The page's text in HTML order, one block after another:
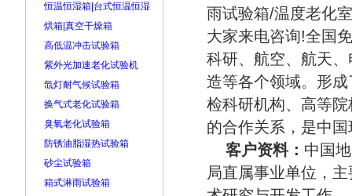
恒温恒湿箱|台式恒温恒湿
烘箱|真空干燥箱
高低温冲击试验箱
紫外光加速老化试验机
氙灯耐气候试验箱
换气式老化试验箱
臭氧老化试验箱
防锈油脂湿热试验箱
砂尘试验箱
箱式淋雨试验箱
雨试验箱/温度老化
大家来电咨询!全国
科研、航空、航天
造等各个领域。形
检科研机构、高等
的合作关系，是中
客户资料： 中国
局直属事业单位，